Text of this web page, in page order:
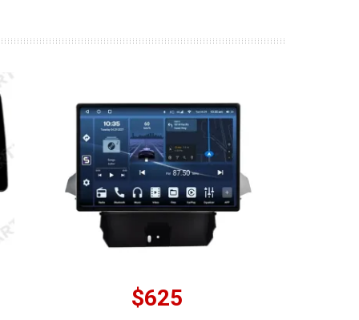
$625